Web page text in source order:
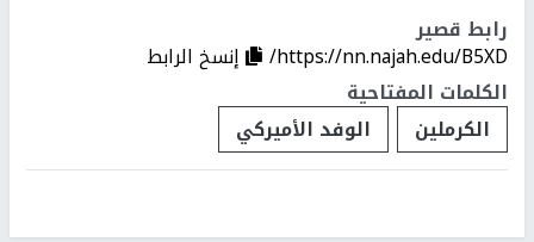
رابط قصير
https://nn.najah.edu/B5XD/
إنسخ الرابط
الكلمات المفتاحية
الكرملين
الوفد الأميركي